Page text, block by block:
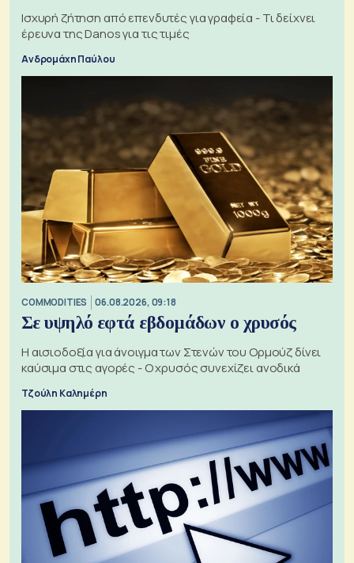
Ισχυρή ζήτηση από επενδυτές για γραφεία - Τι δείχνει
έρευνα της Danos για τις τιμές
Ανδρομάχη Παύλου
COMMODITIES 06.08.2026, 09:18
Σε υψηλό εφτά εβδομάδων ο χρυσός
Η αισιοδοξία για άνοιγμα των Στενών του Ορμούζ δίνει
καύσιμα στις αγορές - Ο χρυσός συνεχίζει ανοδικά
Τζούλη Καλημέρη